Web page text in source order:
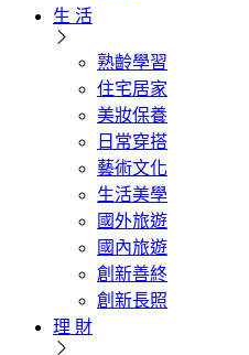
生 活
熟齡學習
住宅居家
美妝保養
日常穿搭
藝術文化
生活美學
國外旅遊
國內旅遊
創新善終
創新長照
理 財